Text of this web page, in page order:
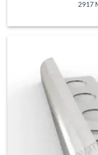
2917